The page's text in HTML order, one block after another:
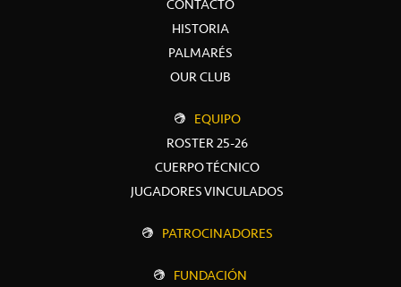
CONTACTO
HISTORIA
PALMARÉS
OUR CLUB
EQUIPO
ROSTER 25-26
CUERPO TÉCNICO
JUGADORES VINCULADOS
PATROCINADORES
FUNDACIÓN